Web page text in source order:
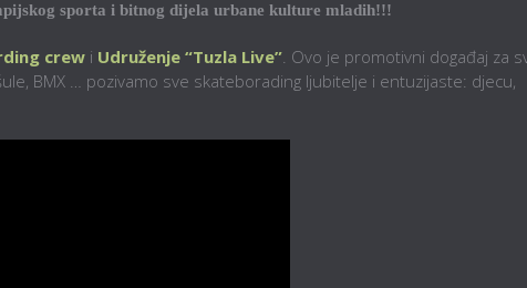
sporta i bitnog dijela urbane kulture mladih!!!
crew i Udruženje “Tuzla Live”. Ovo je promotivni događaj za
BMX … pozivamo sve skateborading ljubitelje i entuzijaste: djecu,